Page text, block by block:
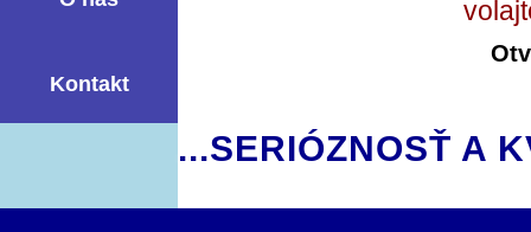
Kontakt
...SERIÓZNOSŤ A